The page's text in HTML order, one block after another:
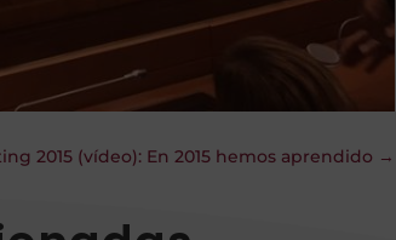
2015 (vídeo): En 2015 hemos aprendido →